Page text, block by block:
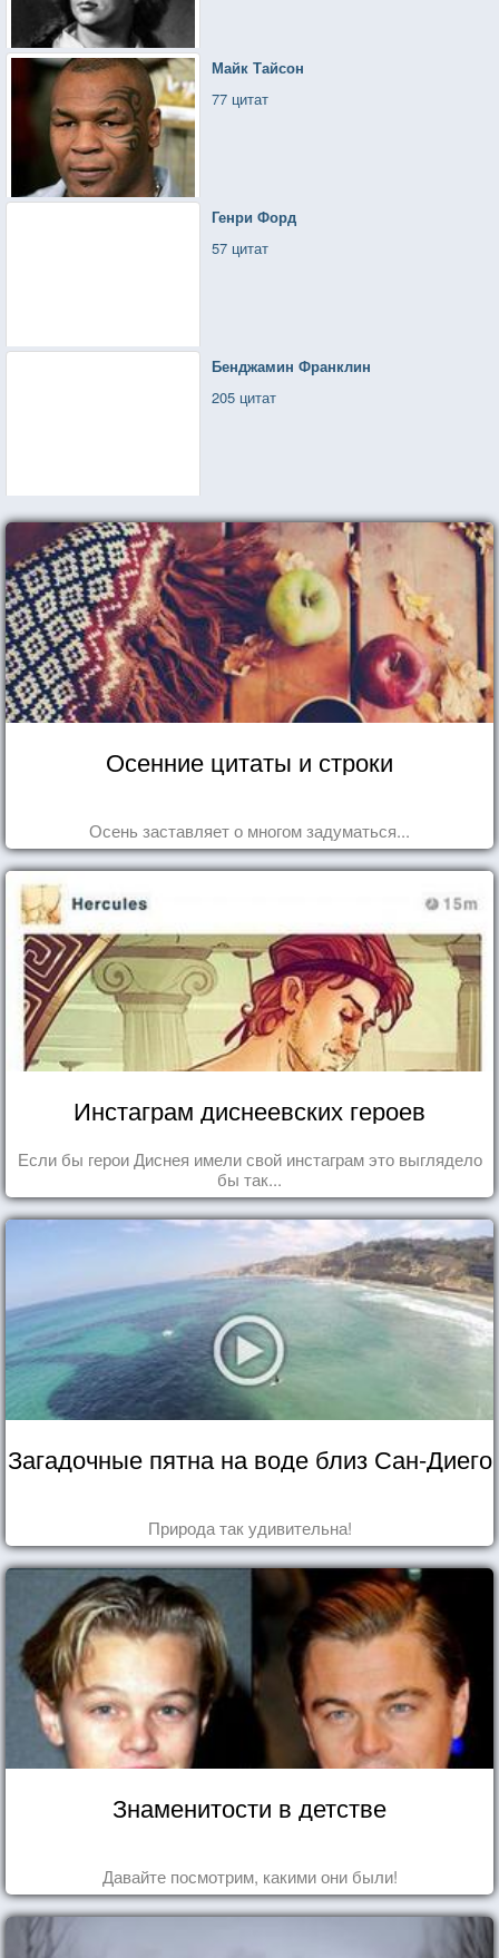
Майк Тайсон
77 цитат
Генри Форд
57 цитат
Бенджамин Франклин
205 цитат
Осенние цитаты и строки
Осень заставляет о многом задуматься...
Инстаграм диснеевских героев
Если бы герои Диснея имели свой инстаграм это выглядело
бы так...
Загадочные пятна на воде близ Сан-Диего
Природа так удивительна!
Знаменитости в детстве
Давайте посмотрим, какими они были!